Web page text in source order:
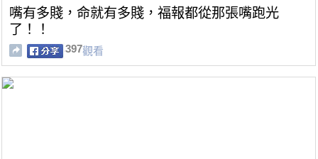
嘴有多賤，命就有多賤，福報都從那張嘴跑光
了！！
397觀看